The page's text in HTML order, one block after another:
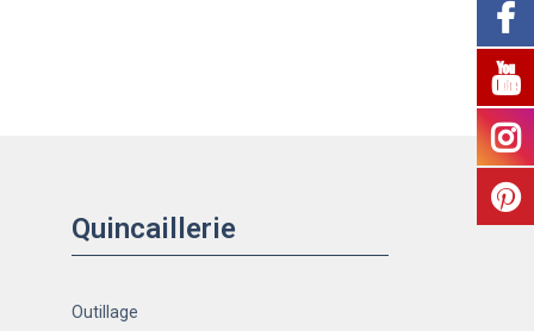
Quincaillerie
Outillage